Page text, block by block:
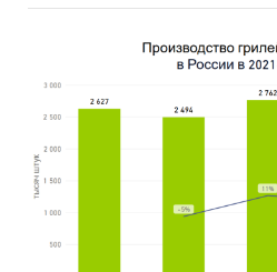
Региональные и
Порталы раскрытия
обществ)
Интервью с
отрасли, материалы
учреждений